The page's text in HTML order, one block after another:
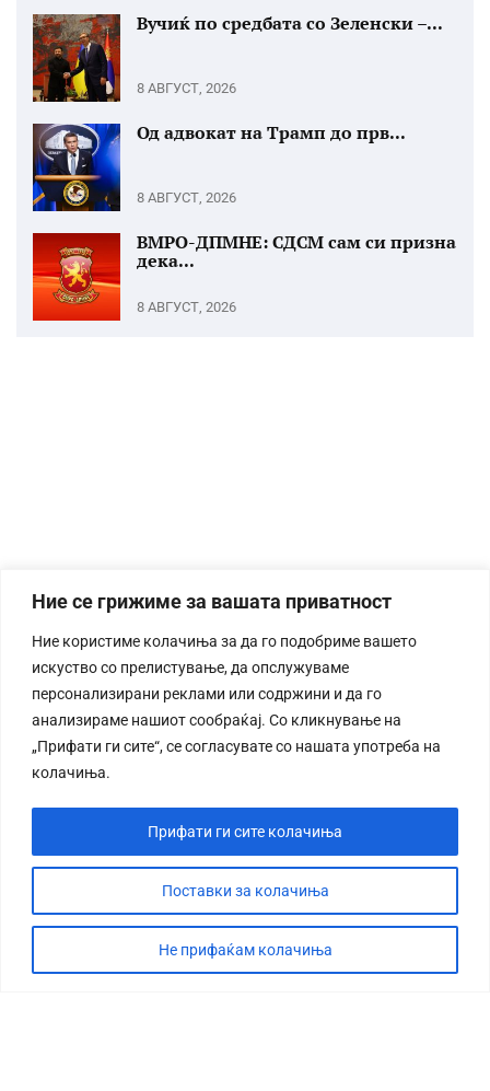
Ние се грижиме за вашата приватност
Ние користиме колачиња за да го подобриме вашето
искуство со прелистување, да опслужуваме
персонализирани реклами или содржини и да го
анализираме нашиот сообраќај. Со кликнување на
„Прифати ги сите“, се согласувате со нашата употреба на
колачиња.
Поставки за колачиња
Не прифаќам колачиња
Прифати ги сите колачиња
Вучиќ по средбата со Зеленски –...
8 АВГУСТ, 2026
Од адвокат на Трамп до прв...
8 АВГУСТ, 2026
ВМРО-ДПМНЕ: СДСМ сам си призна
дека...
8 АВГУСТ, 2026